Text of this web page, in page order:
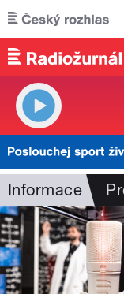
Přejít k hlavnímu
Informace